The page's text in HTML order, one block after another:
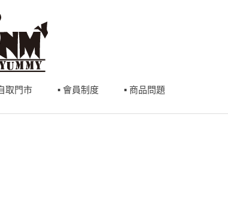
取門市 ▪ 會員制度 ▪ 商品問題